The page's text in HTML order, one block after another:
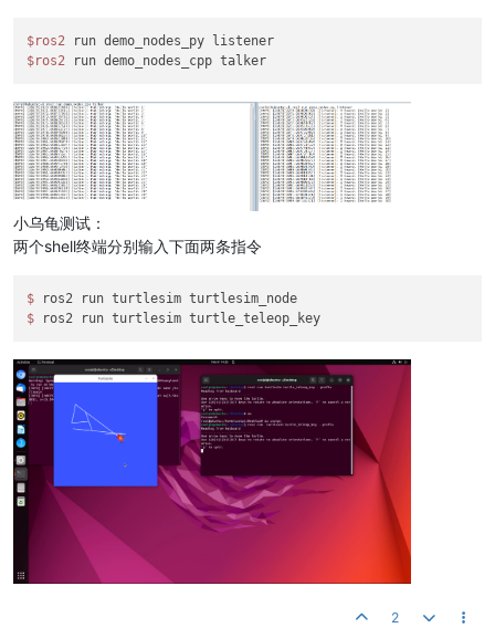
$ros2
$ros2
小乌龟测试：
两个shell终端分别输入下面两条指令
$
$
2